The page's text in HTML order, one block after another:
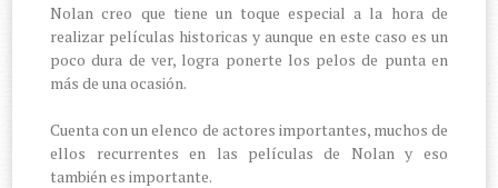
Nolan creo que tiene un toque especial a la hora de
realizar películas historicas y aunque en este caso es un
poco dura de ver, logra ponerte los pelos de punta en
más de una ocasión.
Cuenta con un elenco de actores importantes, muchos de
ellos recurrentes en las películas de Nolan y eso
también es importante.